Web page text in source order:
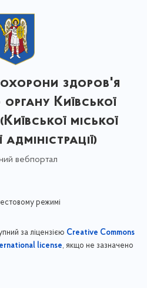
здоров'я
Київської
міської
вебпортал
режимі
за ліцензією Creative Commons
license, якщо не зазначено